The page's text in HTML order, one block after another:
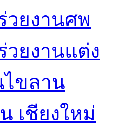
วยงานศพ
วยงานแต่ง
ไขลาน
เชียงใหม่